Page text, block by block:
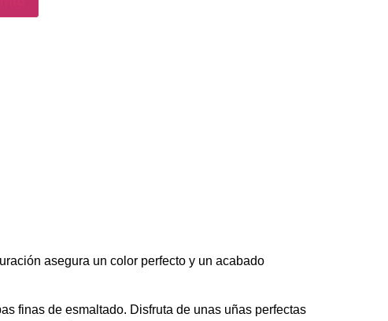
asegura un color perfecto y un acabado
finas de esmaltado. Disfruta de unas uñas perfectas